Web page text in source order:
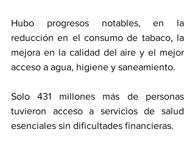
Hubo progresos notables, en la
reducción en el consumo de tabaco, la
mejora en la calidad del aire y el mejor
acceso a agua, higiene y saneamiento.
Solo 431 millones más de personas
tuvieron acceso a servicios de salud
esenciales sin dificultades financieras.